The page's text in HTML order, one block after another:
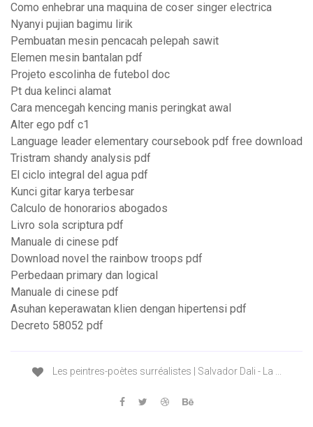
Como enhebrar una maquina de coser singer electrica
Nyanyi pujian bagimu lirik
Pembuatan mesin pencacah pelepah sawit
Elemen mesin bantalan pdf
Projeto escolinha de futebol doc
Pt dua kelinci alamat
Cara mencegah kencing manis peringkat awal
Alter ego pdf c1
Language leader elementary coursebook pdf free download
Tristram shandy analysis pdf
El ciclo integral del agua pdf
Kunci gitar karya terbesar
Calculo de honorarios abogados
Livro sola scriptura pdf
Manuale di cinese pdf
Download novel the rainbow troops pdf
Perbedaan primary dan logical
Manuale di cinese pdf
Asuhan keperawatan klien dengan hipertensi pdf
Decreto 58052 pdf
Les peintres-poètes surréalistes | Salvador Dali - La ...